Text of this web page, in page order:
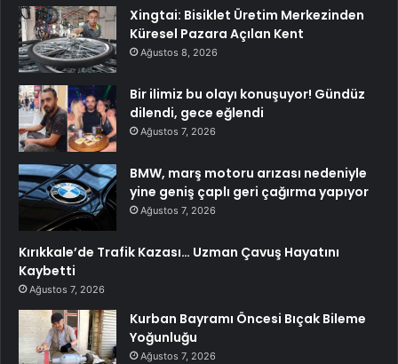
Xingtai: Bisiklet Üretim Merkezinden
Küresel Pazara Açılan Kent
Ağustos 8, 2026
Bir ilimiz bu olayı konuşuyor! Gündüz
dilendi, gece eğlendi
Ağustos 7, 2026
BMW, marş motoru arızası nedeniyle
yine geniş çaplı geri çağırma yapıyor
Ağustos 7, 2026
Kırıkkale’de Trafik Kazası… Uzman Çavuş Hayatını
Kaybetti
Ağustos 7, 2026
Kurban Bayramı Öncesi Bıçak Bileme
Yoğunluğu
Ağustos 7, 2026